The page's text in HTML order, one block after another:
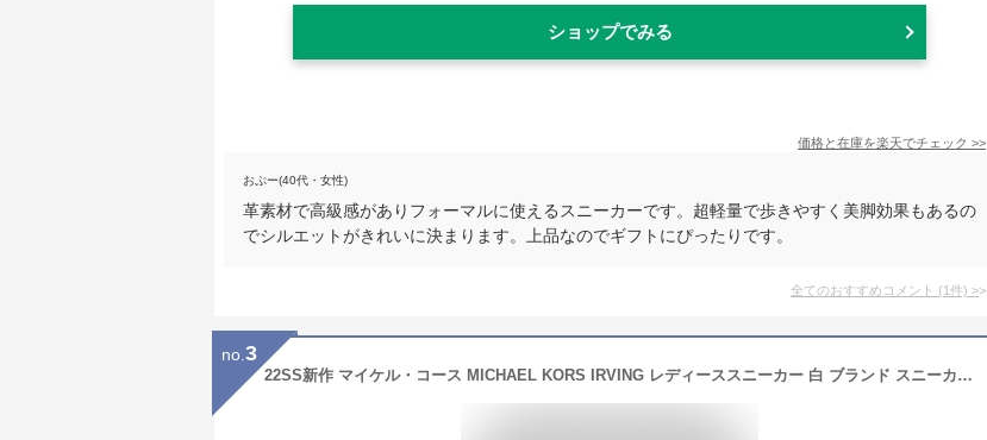
ショップでみる
価格と在庫を楽天でチェック >>
おぷー(40代・女性)
革素材で高級感がありフォーマルに使えるスニーカーです。超軽量で歩きやすく美脚効果もあるの
でシルエットがきれいに決まります。上品なのでギフトにぴったりです。
全てのおすすめコメント (1件) >
no. 3
22SS新作 マイケル・コース MICHAEL KORS IRVING レディーススニーカー 白 ブランド スニーカー おしゃれ 43S5IRFS2L 751 OPT-PLGOLD ホワイト系 shoes-01